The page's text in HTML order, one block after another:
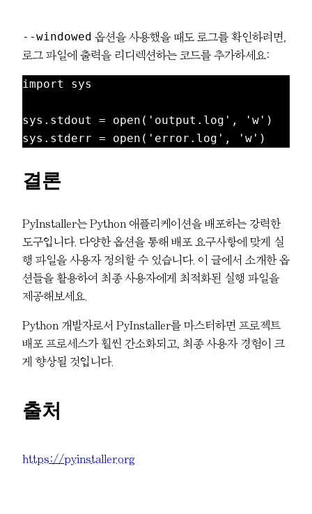
--windowed 옵션을 사용했을 때도 로그를 확인하려면,
로그 파일에 출력을 리디렉션하는 코드를 추가하세요:
import sys
sys.stdout = open('output.log', 'w')
결론
PyInstaller는 Python 애플리케이션을 배포하는 강력한
도구입니다. 다양한 옵션을 통해 배포 요구사항에 맞게 실
행 파일을 사용자 정의할 수 있습니다. 이 글에서 소개한 옵
션들을 활용하여 최종 사용자에게 최적화된 실행 파일을
제공해보세요.
Python 개발자로서 PyInstaller를 마스터하면 프로젝트
배포 프로세스가 훨씬 간소화되고, 최종 사용자 경험이 크
게 향상될 것입니다.
출처
https://pyinstaller.org